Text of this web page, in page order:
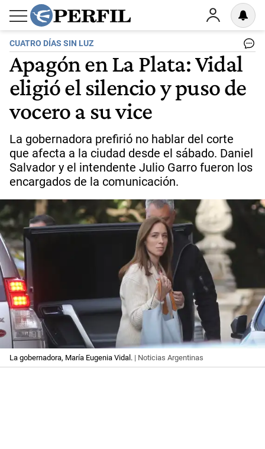
CUATRO DÍAS SIN LUZ
Apagón en La Plata: Vidal
eligió el silencio y puso de
vocero a su vice
La gobernadora prefirió no hablar del corte
que afecta a la ciudad desde el sábado. Daniel
Salvador y el intendente Julio Garro fueron los
encargados de la comunicación.
La gobernadora, María Eugenia Vidal. | Noticias Argentinas